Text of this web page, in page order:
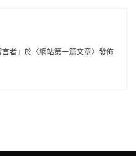
言者」於〈網站第一篇文章〉發佈